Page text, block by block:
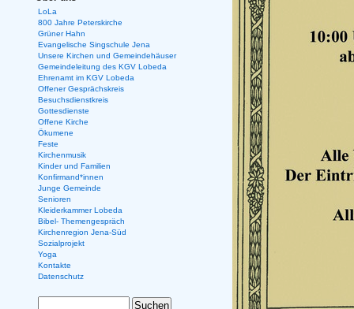
LoLa
800 Jahre Peterskirche
Grüner Hahn
Evangelische Singschule Jena
Unsere Kirchen und Gemeindehäuser
Gemeindeleitung des KGV Lobeda
Ehrenamt im KGV Lobeda
Offener Gesprächskreis
Besuchsdienstkreis
Gottesdienste
Offene Kirche
Ökumene
Feste
Kirchenmusik
Kinder und Familien
Konfirmand*innen
Junge Gemeinde
Senioren
Kleiderkammer Lobeda
Bibel- Themengespräch
Kirchenregion Jena-Süd
Sozialprojekt
Yoga
Kontakte
Datenschutz